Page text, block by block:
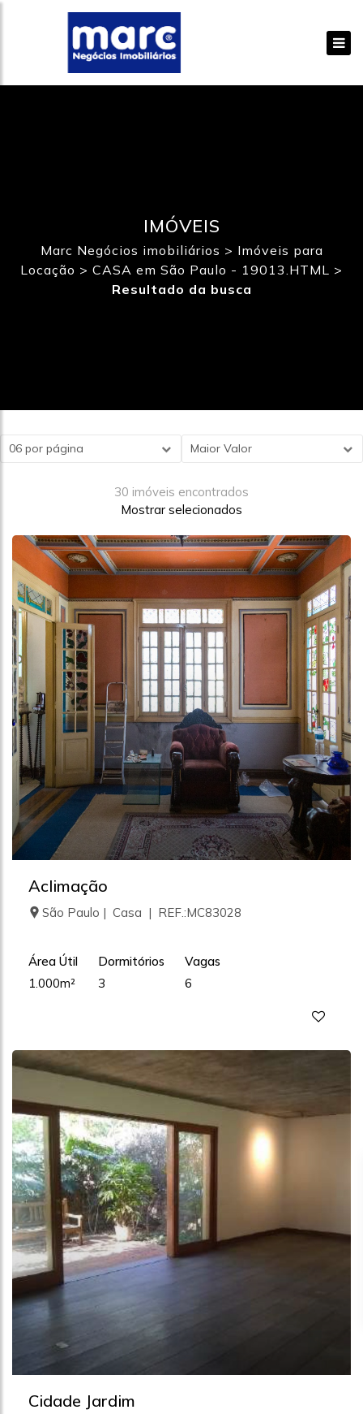
IMÓVEIS
Marc Negócios imobiliários > Imóveis para
Locação > CASA em São Paulo - 19013.HTML >
Resultado da busca
Maior Valor
06 por página
30 imóveis encontrados
Mostrar selecionados
Aclimação
São Paulo | Casa | REF.:MC83028
Área Útil
1.000m²
Dormitórios
3
Vagas
6
Cidade Jardim